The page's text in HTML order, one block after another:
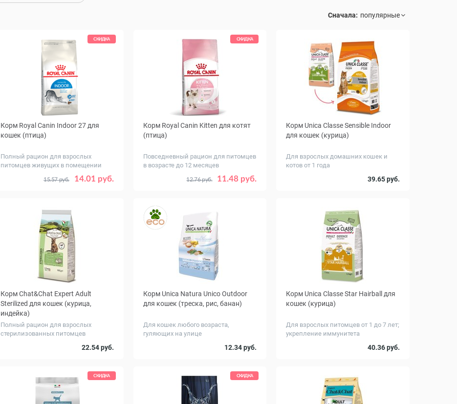
Сначала:
СКИДКА
Корм Royal Canin Indoor 27 для
кошек (птица)
Полный рацион для взрослых
питомцев живущих в помещении
14.01 руб.
15.57 руб.
0.2 0.4 2
4
СКИДКА
Корм Royal Canin Kitten для котят
(птица)
Повседневный рацион для питомцев
в возрасте до 12 месяцев
11.48 руб.
12.76 руб.
0.3 1.2 2
4
Корм Unica Classe Sensible Indoor
для кошек (курица)
Для взрослых домашних кошек и
котов от 1 года
39.65 руб.
1.5 10
Корм Chat&Chat Expert Adult
Sterilized для кошек (курица,
индейка)
Полный рацион для взрослых
стерилизованных питомцев
22.54 руб.
2 14
Корм Unica Natura Unico Outdoor
для кошек (треска, рис, банан)
Для кошек любого возраста,
гуляющих на улице
12.34 руб.
0.35 1.5
Корм Unica Classe Star Hairball для
кошек (курица)
Для взрослых питомцев от 1 до 7 лет;
укрепление иммунитета
40.36 руб.
1.5
СКИДКА СКИДКА